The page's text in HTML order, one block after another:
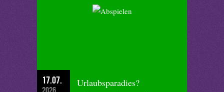
17.07. Urlaubsparadies?